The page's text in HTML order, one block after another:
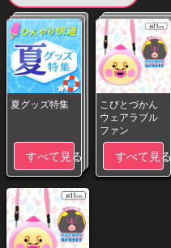
夏グッズ特集
すべて見る
こびとづかん
ウェアラブル
ファン
すべて見る